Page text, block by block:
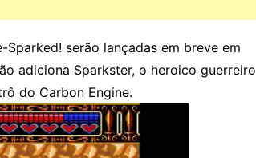
serão lançadas em breve em
adiciona Sparkster, o heroico guerreiro
do Carbon Engine.